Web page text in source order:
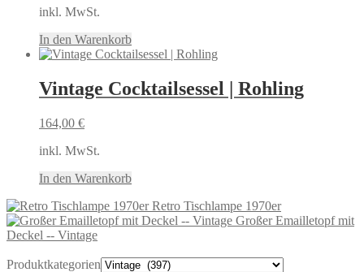
inkl. MwSt.
In den Warenkorb
Vintage Cocktailsessel | Rohling
164,00 €
inkl. MwSt.
In den Warenkorb
Retro Tischlampe 1970er
Großer Emailletopf mit
Deckel -- Vintage
Produktkategorien